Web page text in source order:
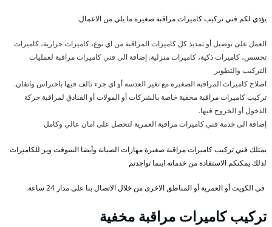
يؤدي لكم فني تركيب كاميرات مراقبة صغيرة ما يلي من الاعمال:
العمل على توصيل أو تمديد كل كاميرات المراقبة من اي نوع، كاميرات حرارية، كاميرات
تجسس، كاميرات ذكية، كاميرات منزلية. إضافة الى فني كاميرات مراقبة لعمليات
التركيب والتطوير
اصلاح كاميرات المراقبة الصغيرة مع تغير العدسة أو اي جزء تالف فيها باحتراس واتقان.
تركيب كاميرات مراقبة مخفية خاصة بالشركات أو المولات أو الفنادق لمراقبة حركة
الدخول أو الخروج فيها.
إضافة الى خدمة فني كاميرات مراقبة العمرية لتحصل على امان عالي وكامل
يمتلك فني تركيب كاميرات مراقبة صغيرة مهارات الصيانة وأيضا السوفت وير للكاميرات
لذلك يمكنكم الاستفادة من خدماته اينما تواجدتم
في الكويت أو العمرية أو المناطق الاخرى من خلال الاتصال بنا على مدار 24 ساعة.
تركيب كاميرات مراقبة مخفية